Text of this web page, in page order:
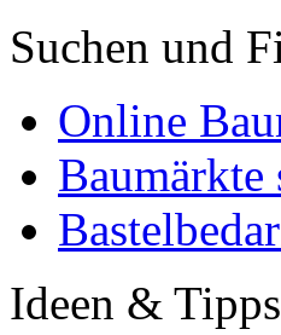
Suchen und
Online
Baumärkte
Ideen & Tipps